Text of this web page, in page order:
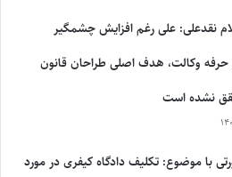
نقدعلی: علی رغم افزایش چشمگیر
وکالت، هدف اصلی طراحان قانون
نشده است
با موضوع: تکلیف دادگاه کیفری در مورد